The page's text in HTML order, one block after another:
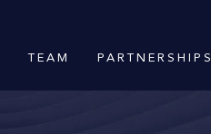
TEAM PARTNERSHIPS